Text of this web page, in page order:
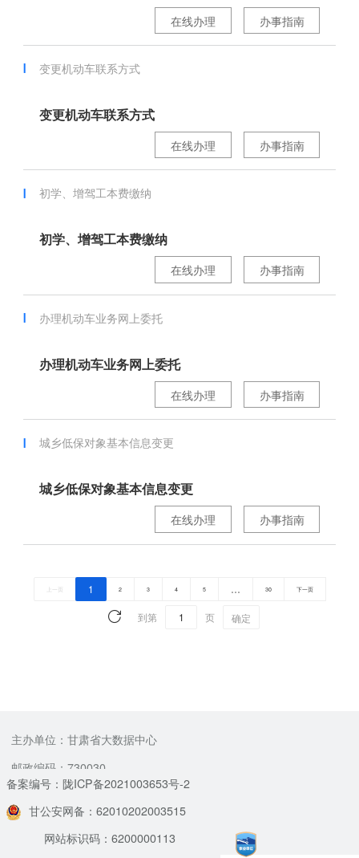
办事指南
在线办理
变更机动车联系方式
变更机动车联系方式
办事指南
在线办理
初学、增驾工本费缴纳
初学、增驾工本费缴纳
办事指南
在线办理
办理机动车业务网上委托
办理机动车业务网上委托
办事指南
在线办理
城乡低保对象基本信息变更
城乡低保对象基本信息变更
办事指南
在线办理
上一页 1 2 3 4 5 … 30 下一页
到第 页 确定
主办单位：甘肃省大数据中心
邮政编码：730030
备案编号：陇ICP备2021003653号-2
甘公安网备：62010202003515
网站标识码：6200000113